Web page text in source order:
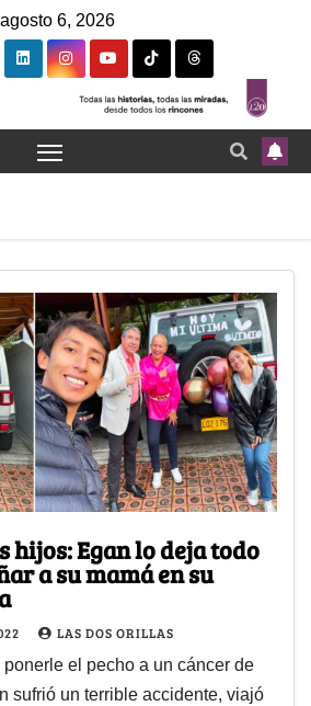
agosto 6, 2026
hijos: Egan lo deja todo
a su mamá en su
LAS DOS ORILLAS
el pecho a un cáncer de
sufrió un terrible accidente, viajó